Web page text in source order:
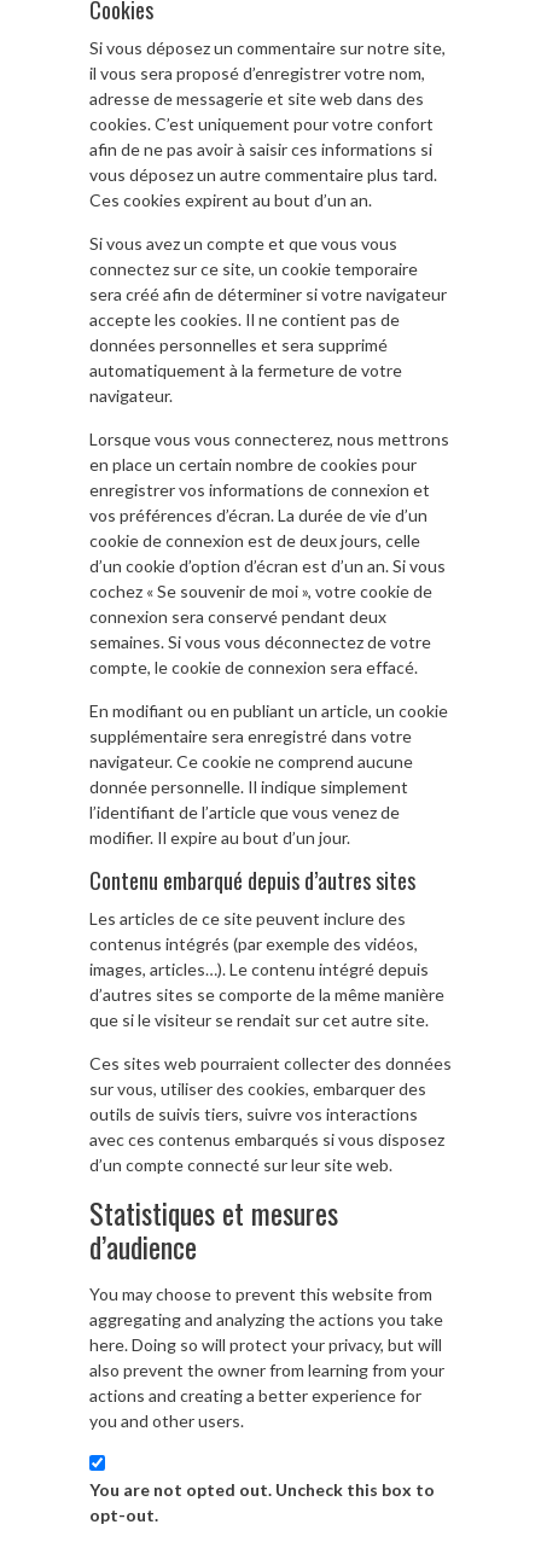
Cookies
Si vous déposez un commentaire sur notre site,
il vous sera proposé d’enregistrer votre nom,
adresse de messagerie et site web dans des
cookies. C’est uniquement pour votre confort
afin de ne pas avoir à saisir ces informations si
vous déposez un autre commentaire plus tard.
Ces cookies expirent au bout d’un an.
Si vous avez un compte et que vous vous
connectez sur ce site, un cookie temporaire
sera créé afin de déterminer si votre navigateur
accepte les cookies. Il ne contient pas de
données personnelles et sera supprimé
automatiquement à la fermeture de votre
navigateur.
Lorsque vous vous connecterez, nous mettrons
en place un certain nombre de cookies pour
enregistrer vos informations de connexion et
vos préférences d’écran. La durée de vie d’un
cookie de connexion est de deux jours, celle
d’un cookie d’option d’écran est d’un an. Si vous
cochez « Se souvenir de moi », votre cookie de
connexion sera conservé pendant deux
semaines. Si vous vous déconnectez de votre
compte, le cookie de connexion sera effacé.
En modifiant ou en publiant un article, un cookie
supplémentaire sera enregistré dans votre
navigateur. Ce cookie ne comprend aucune
donnée personnelle. Il indique simplement
l’identifiant de l’article que vous venez de
modifier. Il expire au bout d’un jour.
Contenu embarqué depuis d’autres sites
Les articles de ce site peuvent inclure des
contenus intégrés (par exemple des vidéos,
images, articles…). Le contenu intégré depuis
d’autres sites se comporte de la même manière
que si le visiteur se rendait sur cet autre site.
Ces sites web pourraient collecter des données
sur vous, utiliser des cookies, embarquer des
outils de suivis tiers, suivre vos interactions
avec ces contenus embarqués si vous disposez
d’un compte connecté sur leur site web.
Statistiques et mesures
d’audience
You may choose to prevent this website from
aggregating and analyzing the actions you take
here. Doing so will protect your privacy, but will
also prevent the owner from learning from your
actions and creating a better experience for
you and other users.
You are not opted out. Uncheck this box to
opt-out.